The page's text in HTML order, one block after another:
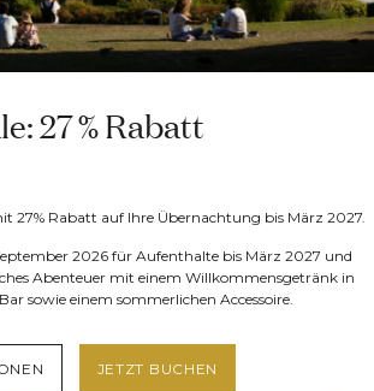
27 % Rabatt
27% Rabatt auf Ihre Übernachtung bis März 2027.
2026 für Aufenthalte bis März 2027 und
Abenteuer mit einem Willkommensgetränk in
sowie einem sommerlichen Accessoire.
JETZT BUCHEN